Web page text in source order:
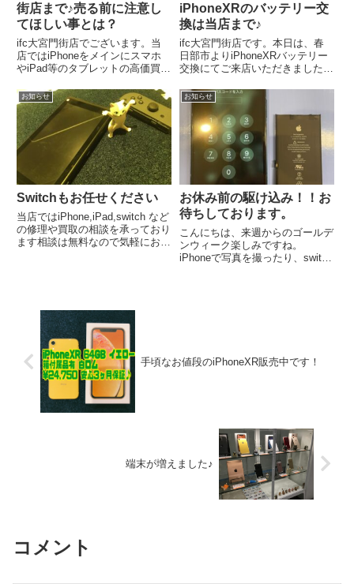
街店まで♪売る前に注意し
てほしい事とは？
ifc大宮門街店でございます。当
店ではiPhoneをメインにスマホ
やiPad等のタブレットの高価買取
iPhone修理でございますので、
画面が割れているiPhone等、パ
ーツが故障している端末も喜んで
買い取らせていただきます。(起
動しない端末やネットワーク利用
制限がかかっている端末は買取不
可となります)使わなくなって家
にあるiPhoneがございましたら
当店の買取システムをご利用くだ
iPhoneXRのバッテリー交
換は当店まで♪
ifc大宮門街店です。本日は、春
日部市よりiPhoneXRバッテリー
交換にてご来店いただきました。
客様曰く、購入して3年以上経ち
最近バッテリーの減りが早くなっ
てきてるとの事。
お知らせ
Switchもお任せください
当店ではiPhone,iPad,switch など
の修理や買取の相談を承っており
ます相談は無料なので気軽にお越
お知らせ
お休み前の駆け込み！！お
待ちしております。
こんにちは、来週からのゴールデ
ンウィーク楽しみですね。
iPhoneで写真を撮ったり、switch
手頃なお値段のiPhoneXR販売中です！
端末が増えました♪
コメント